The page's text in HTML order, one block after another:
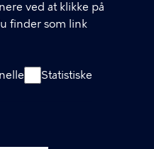
ved at klikke på
finder som link
Statistiske